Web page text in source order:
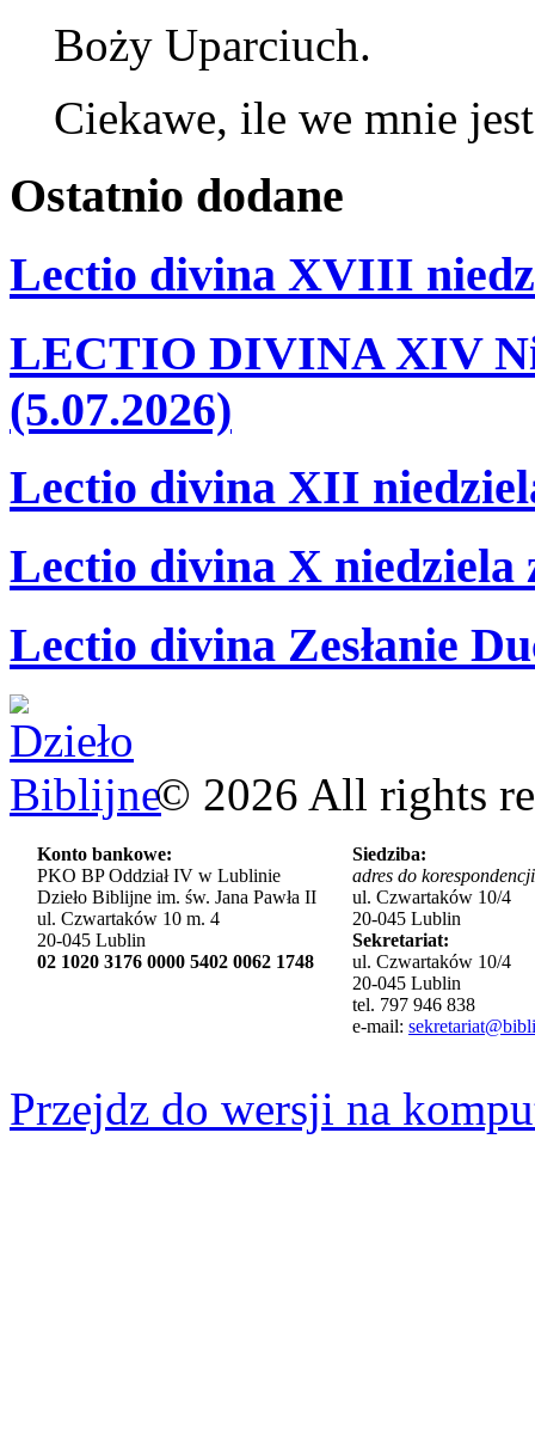
Boży Uparciuch.
Ciekawe, ile we mnie
Ostatnio dodane
Lectio divina XVIII
LECTIO DIVINA XIV
(5.07.2026)
Lectio divina XII
Lectio divina X niedziela
Lectio divina Zesłanie
© 2026 All rights
Konto bankowe:
PKO BP Oddział IV w Lublinie
Dzieło Biblijne im. św. Jana Pawła II
ul. Czwartaków 10 m. 4
20-045 Lublin
02 1020 3176 0000 5402 0062 1748
Siedziba:
adres do
ul. Czwartaków 10/4
20-045 Lublin
Sekretariat:
ul. Czwartaków 10/4
20-045 Lublin
tel. 797 946 838
e-mail:
Przejdz do wersji na